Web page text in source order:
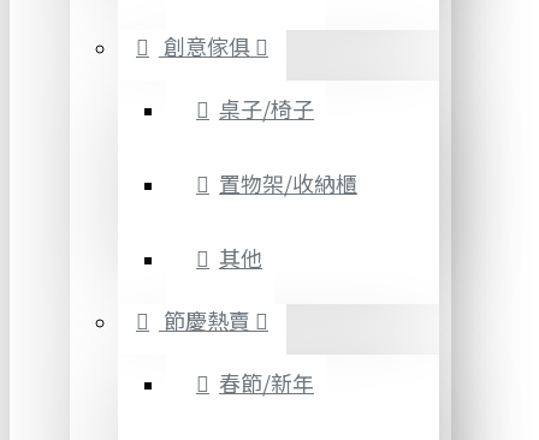
創意傢俱
桌子/椅子
置物架/收納櫃
其他
節慶熱賣
春節/新年